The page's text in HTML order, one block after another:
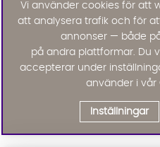
Vi använder cookies för att
att analysera trafik och för
annonser — både
på andra plattformar. Du
accepterar under
använder i vår
Inställningar